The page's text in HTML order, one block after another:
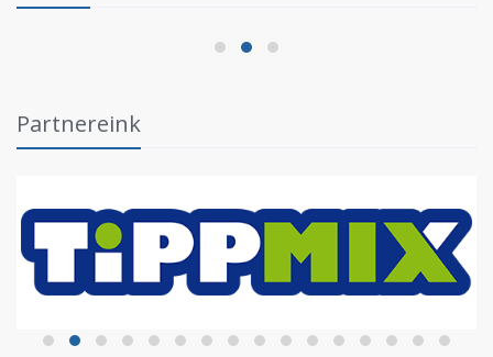
2026.06.03.
Partnereink